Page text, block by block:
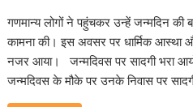
गणमान्य लोगों ने पहुंचकर उन्हें जन्मदिन
कामना की। इस अवसर पर धार्मिक आस्था
नजर आया। जन्मदिवस पर सादगी भरा
जन्मदिवस के मौके पर उनके निवास पर